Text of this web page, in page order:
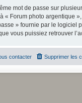
mot de passe sur
Forum photo argentique
» fournie par le logiciel
vous puissiez retrouver
Supprimer les
contacter